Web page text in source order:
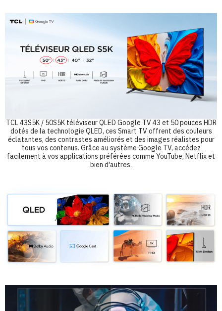
TCL 43S5K / 50S5K téléviseur QLED Google TV 43 et 50 pouces HDR
dotés de la technologie QLED, ces Smart TV offrent des couleurs
éclatantes, des contrastes améliorés et des images réalistes pour
tous vos contenus. Grâce au système Google TV, accédez
facilement à vos applications préférées comme YouTube, Netflix et
bien d'autres.